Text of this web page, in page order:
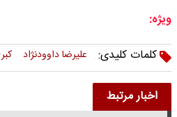
ویژه:
کلمات کلیدی:
علیرضا داوودنژاد
اخبار مرتبط